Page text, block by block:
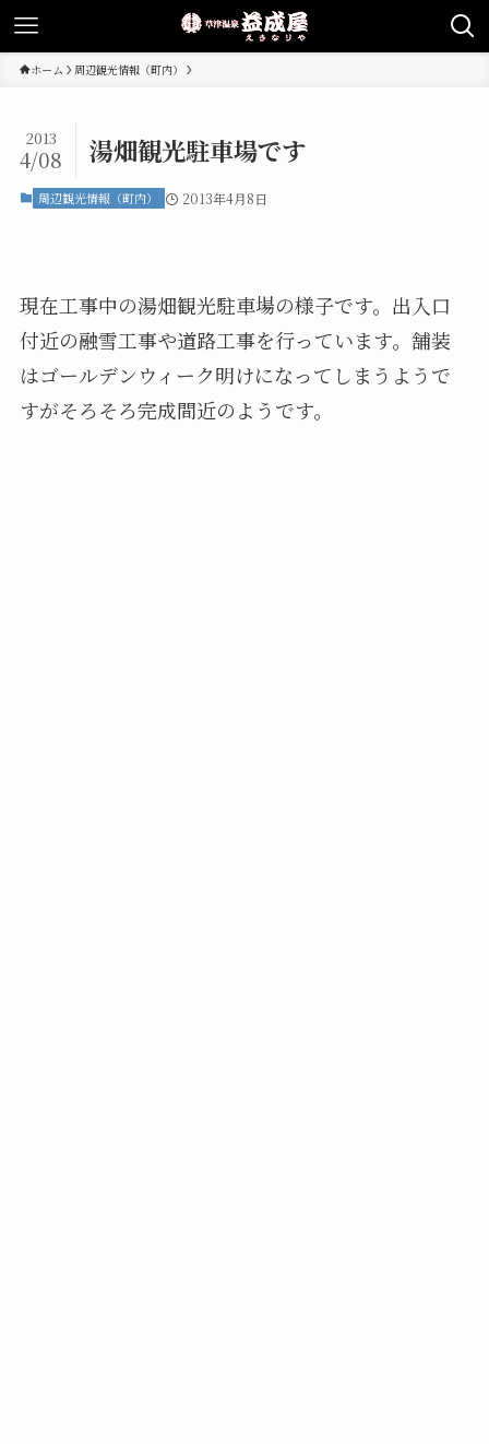
ホーム 周辺観光情報（町内）
湯畑観光駐車場です
2013
4/08
周辺観光情報（町内） 2013年4月8日
現在工事中の湯畑観光駐車場の様子です。出入口
付近の融雪工事や道路工事を行っています。舗装
はゴールデンウィーク明けになってしまうようで
すがそろそろ完成間近のようです。